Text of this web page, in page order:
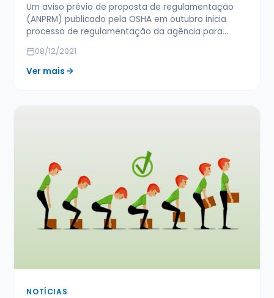
Um aviso prévio de proposta de regulamentação
(ANPRM) publicado pela OSHA em outubro inicia
processo de regulamentação da agência para…
08/12/2021
Ver mais
NOTÍCIAS